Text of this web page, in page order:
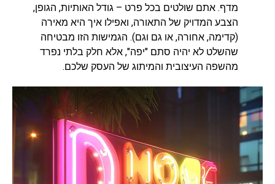
מדף. אתם שולטים בכל פרט – גודל האותיות, הגופן,
הצבע המדויק של התאורה, ואפילו איך היא מאירה
(קדימה, אחורה, או גם וגם). הגמישות הזו מבטיחה
שהשלט לא יהיה סתם "יפה", אלא חלק בלתי נפרד
מהשפה העיצובית והמיתוג של העסק שלכם.